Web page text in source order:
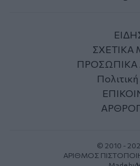
ΣΧΕΤΙΚΑ
© 2010 -
ΑΡΙΘΜΟΣ